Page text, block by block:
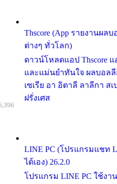
Thscore (App รายงานผ
ต่างๆ ทั่วโลก)
ดาวน์โหลดแอป Thscore
และแม่นยำทันใจ ผลบอล
เซเรีย อา อิตาลี ลาลีกา ส
ฝรั่งเศส
LINE PC (โปรแกรมแชท
ได้เอง) 26.2.0
โปรแกรม LINE PC ใช้ง